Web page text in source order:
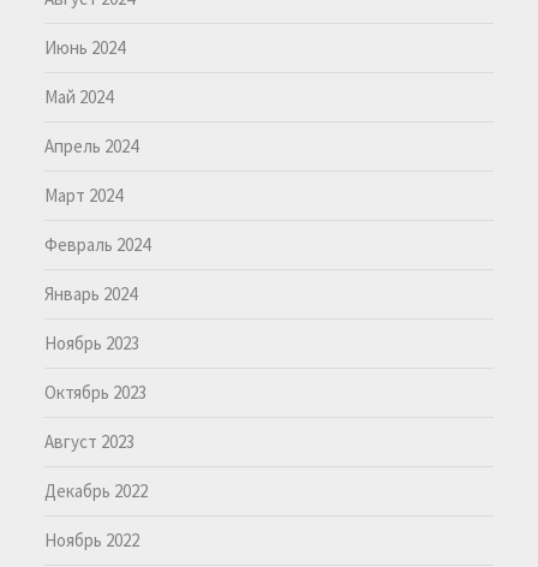
Июнь 2024
Май 2024
Апрель 2024
Март 2024
Февраль 2024
Январь 2024
Ноябрь 2023
Октябрь 2023
Август 2023
Декабрь 2022
Ноябрь 2022